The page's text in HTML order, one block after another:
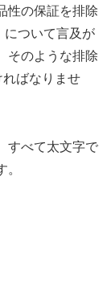
性の保証を排除
について言及が
そのような排除
ばなりませ
すべて太文字で